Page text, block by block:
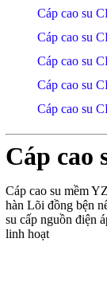
Cáp cao su
Cáp cao su
Cáp cao su
Cáp cao su
Cáp cao su
Cáp cao
Cáp cao su mềm
hàn Lõi đồng bện
su cấp nguồn điện
linh hoạt